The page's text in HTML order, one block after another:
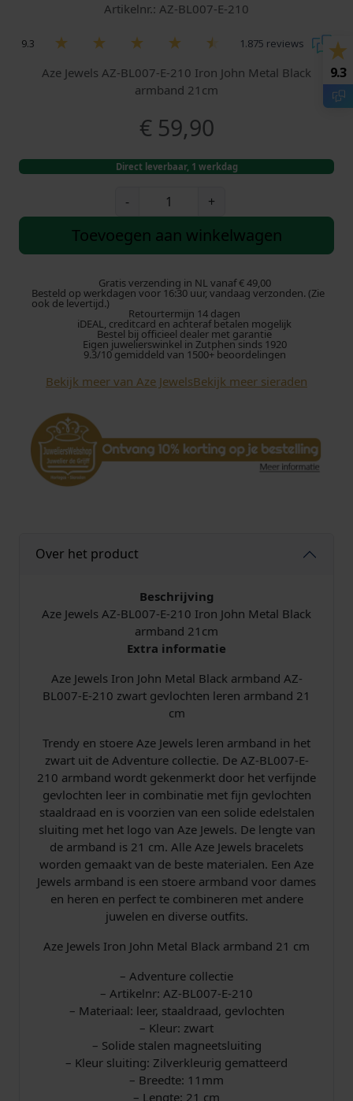
Artikelnr.: AZ-BL007-E-210
9.3 1.875 reviews
Aze Jewels AZ-BL007-E-210 Iron John Metal Black
armband 21cm
€59,90
Direct leverbaar, 1 werkdag
-
e
w
e
s
I
o
o
h
l
a
r
m
n
d
2
1
c
m
A
Z
-
B
L
7
-
E
2
1
+
Toevoegen aan winkelwagen
Gratis verzending in NL vanaf € 49,00
Besteld op werkdagen voor 16:30 uur, vandaag verzonden. (Zie
ook de levertijd.)
Retourtermijn 14 dagen
iDEAL, creditcard en achteraf betalen mogelijk
Bestel bij officieel dealer met garantie
Eigen juwelierswinkel in Zutphen sinds 1920
9.3/10 gemiddeld van 1500+ beoordelingen
Bekijk meer van Aze JewelsBekijk meer sieraden
Over het product
Beschrijving
Aze Jewels AZ-BL007-E-210 Iron John Metal Black
armband 21cm
Extra informatie
Aze Jewels Iron John Metal Black armband AZ-
BL007-E-210 zwart gevlochten leren armband 21
cm
Trendy en stoere Aze Jewels leren armband in het
zwart uit de Adventure collectie. De AZ-BL007-E-
210 armband wordt gekenmerkt door het verfijnde
gevlochten leer in combinatie met fijn gevlochten
staaldraad en is voorzien van een solide edelstalen
sluiting met het logo van Aze Jewels. De lengte van
de armband is 21 cm. Alle Aze Jewels bracelets
worden gemaakt van de beste materialen. Een Aze
Jewels armband is een stoere armband voor dames
en heren en perfect te combineren met andere
juwelen en diverse outfits.
Aze Jewels Iron John Metal Black armband 21 cm
– Adventure collectie
– Artikelnr: AZ-BL007-E-210
– Materiaal: leer, staaldraad, gevlochten
– Kleur: zwart
– Solide stalen magneetsluiting
– Kleur sluiting: Zilverkleurig gematteerd
– Breedte: 11mm
– Lengte: 21 cm
9.3